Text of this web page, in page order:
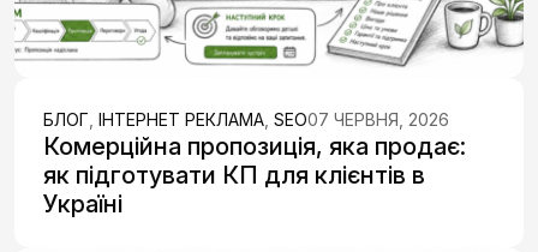
БЛОГ ІНТЕРНЕТ РЕКЛАМА SEO07 ЧЕРВНЯ, 2026
Комерційна пропозиція, яка продає:
як підготувати КП для клієнтів в
Україні